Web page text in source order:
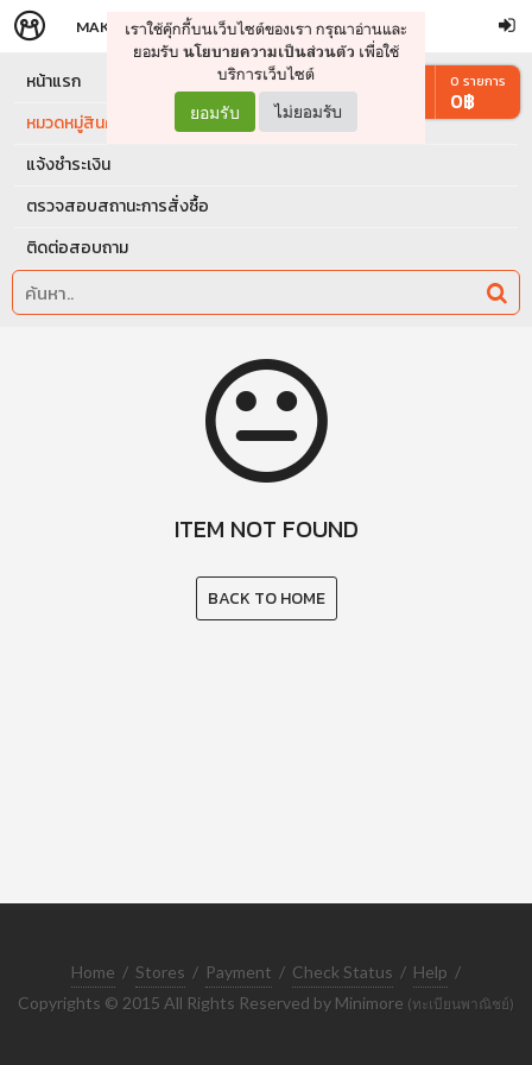
จัดการรถเข็น ดำเนินการต่อ
MAKERS STORE
เราใช้คุ๊กกี้บนเว็บไซต์ของเรา กรุณาอ่านและ
ยอมรับ นโยบายความเป็นส่วนตัว เพื่อใช้
บริการเว็บไซต์
ยอมรับ ไม่ยอมรับ
หน้าแรก
หมวดหมู่สินค้า
แจ้งชำระเงิน
ตรวจสอบสถานะการสั่งซื้อ
ติดต่อสอบถาม
0 รายการ
0฿
ITEM NOT FOUND
BACK TO HOME
Home / Stores / Payment / Check Status / Help /
Copyrights © 2015 All Rights Reserved by Minimore (ทะเบียนพาณิชย์)